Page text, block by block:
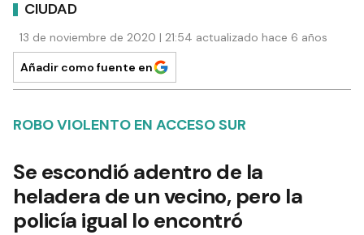
CIUDAD
13 de noviembre de 2020 | 21:54 actualizado hace 6 años
Añadir como fuente en
ROBO VIOLENTO EN ACCESO SUR
Se escondió adentro de la
heladera de un vecino, pero la
policía igual lo encontró